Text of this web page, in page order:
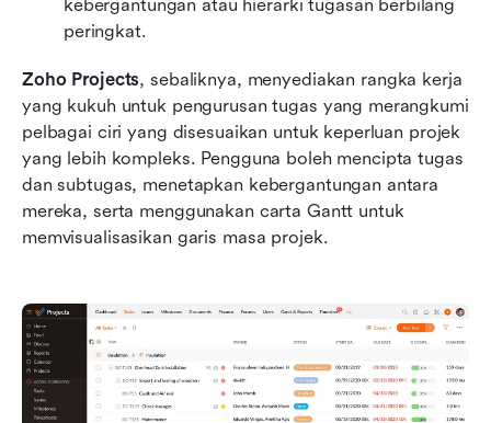
kebergantungan atau hierarki tugasan berbilang
peringkat.
Zoho Projects, sebaliknya, menyediakan rangka kerja
yang kukuh untuk pengurusan tugas yang merangkumi
pelbagai ciri yang disesuaikan untuk keperluan projek
yang lebih kompleks. Pengguna boleh mencipta tugas
dan subtugas, menetapkan kebergantungan antara
mereka, serta menggunakan carta Gantt untuk
memvisualisasikan garis masa projek.